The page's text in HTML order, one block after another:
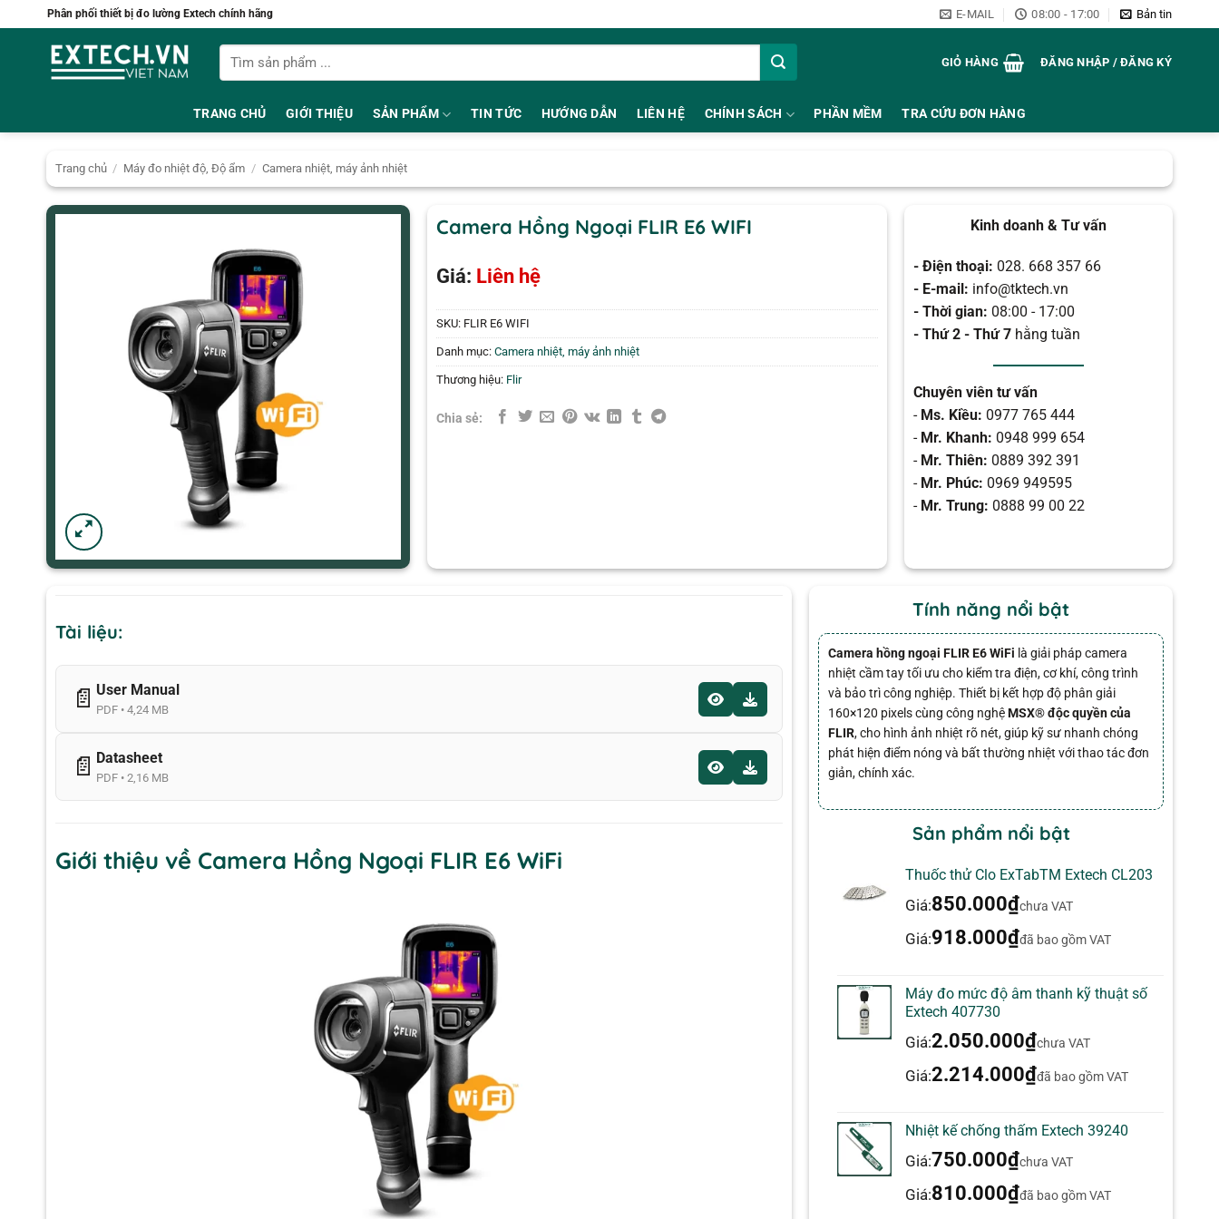
qua
Phân phối thiết bị đo lường Extech chính hãng E-MAIL 08:00 - 17:00 Bản tin
Tìm
kiếm:
GIỎ HÀNG ĐĂNG NHẬP / ĐĂNG KÝ
TRANG CHỦ GIỚI THIỆU SẢN PHẨM TIN TỨC HƯỚNG DẪN LIÊN HỆ CHÍNH SÁCH PHẦN MỀM TRA CỨU ĐƠN HÀNG
Trang chủ / Máy đo nhiệt độ, Độ ẩm / Camera nhiệt, máy ảnh nhiệt
Camera Hồng Ngoại FLIR E6 WIFI
Giá: Liên hệ
SKU: FLIR E6 WIFI
Danh mục:Camera nhiệt, máy ảnh nhiệt
Thương hiệu: Flir
Chia sẻ:
Kinh doanh & Tư vấn
- Điện thoại: 028. 668 357 66
- E-mail: info@tktech.vn
- Thời gian: 08:00 - 17:00
- Thứ 2 - Thứ 7 hằng tuần
Chuyên viên tư vấn
- Ms. Kiều: 0977 765 444
- Mr. Khanh: 0948 999 654
- Mr. Thiên: 0889 392 391
- Mr. Phúc: 0969 949595
- Mr. Trung: 0888 99 00 22
Tài liệu:
📄 User Manual
PDF • 4,24 MB
📄 Datasheet
PDF • 2,16 MB
Giới thiệu về Camera Hồng Ngoại FLIR E6 WiFi
Tính năng nổi bật
Camera hồng ngoại FLIR E6 WiFi là giải pháp camera
nhiệt cầm tay tối ưu cho kiểm tra điện, cơ khí, công trình
và bảo trì công nghiệp. Thiết bị kết hợp độ phân giải
160×120 pixels cùng công nghệMSX® độc quyền của
FLIR, cho hình ảnh nhiệt rõ nét, giúp kỹ sư nhanh chóng
phát hiện điểm nóng và bất thường nhiệt với thao tác đơn
giản, chính xác.
Sản phẩm nổi bật
Thuốc thử Clo ExTabTM Extech CL203
Giá:850.000₫chưa VAT
Giá:918.000₫đã bao gồm VAT
Máy đo mức độ âm thanh kỹ thuật số
Extech 407730
Giá:2.050.000₫chưa VAT
Giá:2.214.000₫đã bao gồm VAT
Nhiệt kế chống thấm Extech 39240
Giá:750.000₫chưa VAT
Giá:810.000₫đã bao gồm VAT